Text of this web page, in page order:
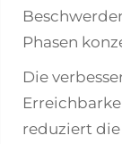
Phasen
Die
reduziert die